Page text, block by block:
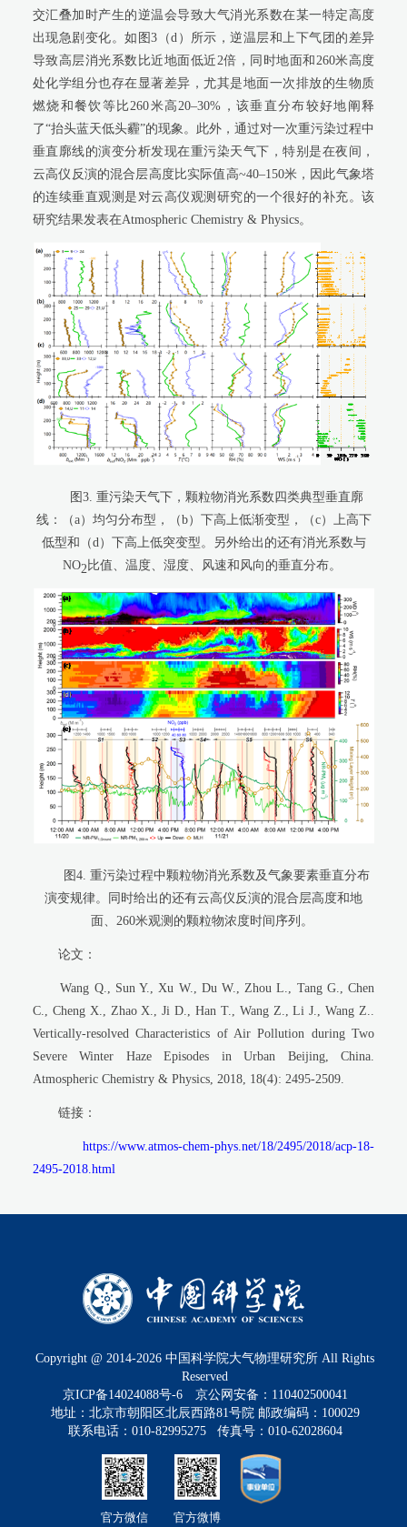
交汇叠加时产生的逆温会导致大气消光系数在某一特定高度
出现急剧变化。如图3 （d ）所示，逆温层和上下气团的差异
导致高层消光系数比近地面低近 2倍，同时地面和 260米高度
处化学组分也存在显著差异，尤其是地面一次排放的生物质
燃烧和餐饮等比 260米高 20–30% ，该垂直分布较好地阐释
了“抬头蓝天低头霾”的现象。此外，通过对一次重污染过程中
垂直廓线的演变分析发现在重污染天气下，特别是在夜间，
云高仪反演的混合层高度比实际值高~40–150米，因此气象塔
的连续垂直观测是对云高仪观测研究的一个很好的补充。该
研究结果发表在Atmospheric Chemistry & Physics。
图 3. 重污染天气下，颗粒物消光系数四类典型垂直廓
线：（a）均匀分布型，（b）下高上低渐变型，（c）上高下
低型和（d）下高上低突变型。另外给出的还有消光系数与
NO2 比值、温度、湿度、风速和风向的垂直分布。
图 4. 重污染过程中颗粒物消光系数及气象要素垂直分布
演变规律。同时给出的还有云高仪反演的混合层高度和地
面、 260米观测的颗粒物浓度时间序列。
论文：
Wang Q., Sun Y., Xu W., Du W., Zhou L., Tang G., Chen
C., Cheng X., Zhao X., Ji D., Han T., Wang Z., Li J., Wang Z..
Vertically-resolved Characteristics of Air Pollution during Two
Severe Winter Haze Episodes in Urban Beijing, China.
Atmospheric Chemistry & Physics, 2018, 18(4): 2495-2509.
链接：
https://www.atmos-chem-phys.net/18/2495/2018/acp-18-
2495-2018.html
Copyright @ 2014-2026 中国科学院大气物理研究所 All Rights
Reserved
京ICP备14024088号-6
京公网安备：110402500041
地址：北京市朝阳区北辰西路81号院 邮政编码：100029
联系电话：010-82995275 传真号：010-62028604
官方微信 官方微博